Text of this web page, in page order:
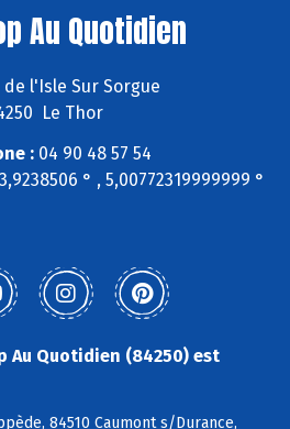
Au Quotidien
l'Isle Sur Sorgue
Le Thor
: 04 90 48 57 54
° , 5,00772319999999 °
Au Quotidien (84250) est
84510 Caumont s/Durance,